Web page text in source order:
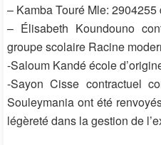
– Kamba Touré Mle:
– Élisabeth Koundouno
groupe scolaire Racine
-Saloum Kandé école
-Sayon Cisse contractuel
Souleymania ont été
légèreté dans la gestion de